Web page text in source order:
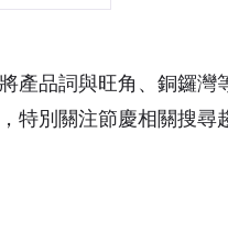
產品詞與旺角、銅鑼
特別關注節慶相關搜尋